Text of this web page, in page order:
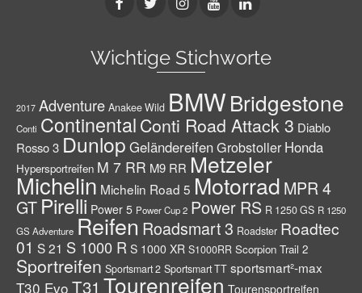
Wichtige Stichworte
2017 Adventure Anakee Wild BMWBridgestone
Conti ContinentalConti Road Attack 3 Diablo
Rosso 3 Dunlop GeländereifenGrobstoller Honda
Hypersportreifen M 7 RR M9 RR Metzeler
Michelin Michelin Road 5 Motorrad MPR 4
GT Pirelli Power 5 Power Cup 2 Power RS R 1250 GS R 1250
GS Adventure Reifen Roadsmart 3 Roadster Roadtec
01 S 21 S 1000 R S 1000 XR S1000RR Scorpion Trail 2
Sportreifen Sportsmart 2 Sportsmart TT sportsmart²-max
T30 Evo T31 Tourenreifen Tourensportreifen